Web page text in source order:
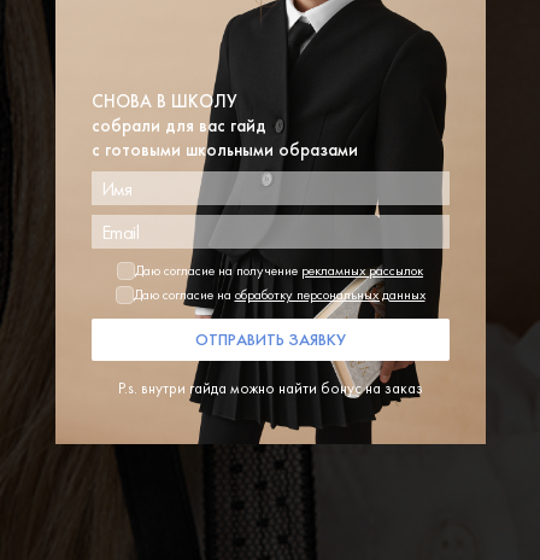
СНОВА В ШКОЛУ
собрали для вас гайд
с готовыми школьными образами
Даю согласие на получение рекламных рассылок
Даю согласие на обработку персональных данных
ОТПРАВИТЬ ЗАЯВКУ
P.s. внутри гайда можно найти бонус на заказ